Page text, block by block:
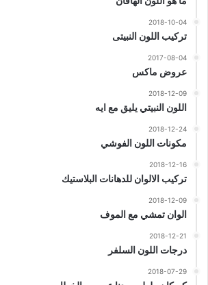
2018-10-04
تركيب اللون النبيتى
2017-08-04
عروض ماكس
2018-12-09
اللون النبيتي يليق مع ايه
2018-12-24
مكونات اللون الفوشي
2018-12-16
تركيب الالوان للدهانات البلاستيك
2018-12-09
الوان تمشي مع الموف
2018-12-21
درجات اللون السلفر
2018-07-29